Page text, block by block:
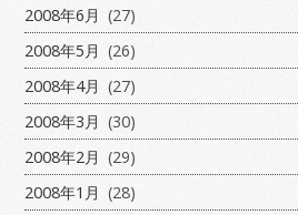
2008年6月 (27)
2008年5月 (26)
2008年4月 (27)
2008年3月 (30)
2008年2月 (29)
2008年1月 (28)